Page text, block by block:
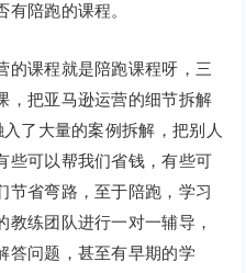
陪跑的课程。
的课程就是陪跑课程呀，三
，把亚马逊运营的细节拆解
了大量的案例拆解，把别人
些可以帮我们省钱，有些可
节省弯路，至于陪跑，学习
练团队进行一对一辅导，
答问题，甚至有早期的学